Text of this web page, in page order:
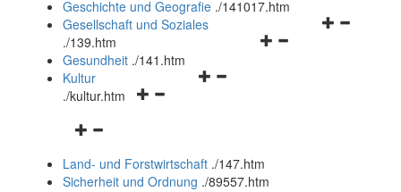
und
schließen
Geschichte und Geografie ./141017.htm
Navigationsmenü
Gesellschaft und Soziales
./139.htm
Navigationsmenü
Gesundheit ./141.htm
Navigationsmenü
Kultur
./kultur.htm
Navigationsmenü
und
schließen
Land- und Forstwirtschaft ./147.htm
Sicherheit und Ordnung ./89557.htm